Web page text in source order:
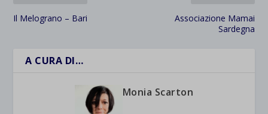
Il Melograno – Bari
Associazione Mamai
Sardegna
A CURA DI…
Monia Scarton